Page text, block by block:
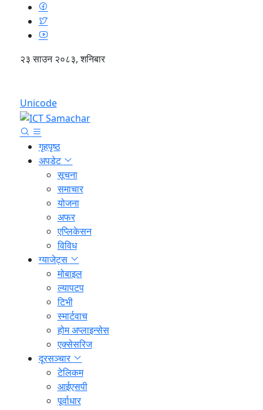
२३ साउन २०८३, शनिबार
Unicode
गृहपृष्ठ
अपडेट
सूचना
समाचार
योजना
अफर
एप्लिकेसन
विविध
ग्याजेट्स
मोबाइल
ल्यापटप
टिभी
स्मार्टवाच
होम अप्लाइन्सेस
एक्सेसरिज
दूरसञ्चार
टेलिकम
आईएसपी
पूर्वाधार